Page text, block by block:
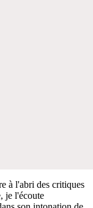
à l'abri des critiques
je l'écoute